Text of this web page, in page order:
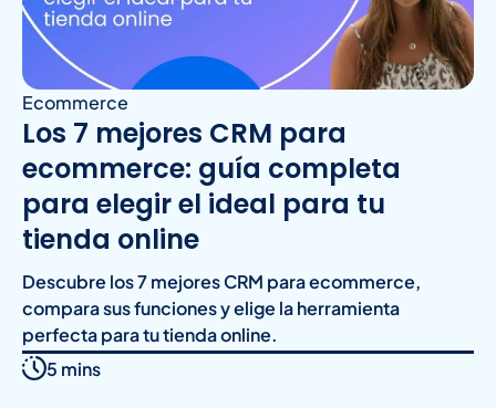
Ecommerce
Los 7 mejores CRM para
ecommerce: guía completa
para elegir el ideal para tu
tienda online
Descubre los 7 mejores CRM para ecommerce,
compara sus funciones y elige la herramienta
perfecta para tu tienda online.
5 mins